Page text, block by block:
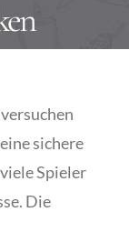
sichere
Spieler
Die